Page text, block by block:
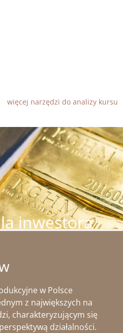
więcej narzędzi do analizy kursu
inwestora
w Polsce
z największych na
charakteryzującym się
działalności.